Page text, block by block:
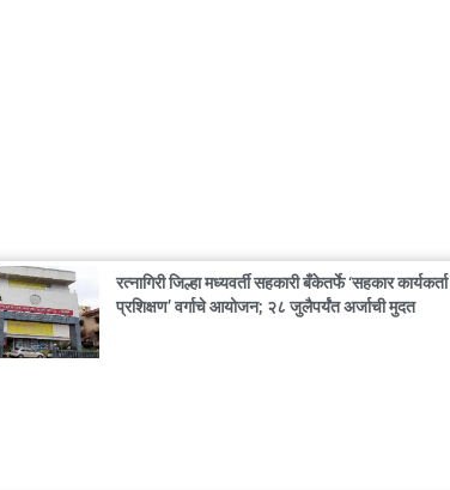
रत्नागिरी जिल्हा मध्यवर्ती सहकारी बँकेतर्फे ‘सहकार कार्यकर्ता
प्रशिक्षण’ वर्गाचे आयोजन; २८ जुलैपर्यंत अर्जाची मुदत